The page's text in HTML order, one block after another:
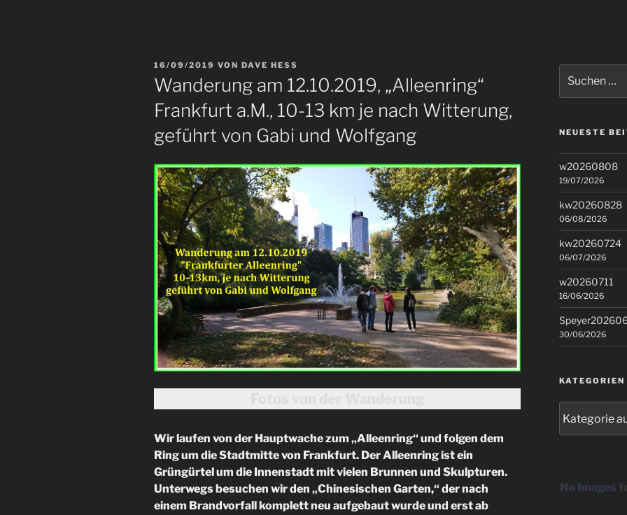
VERÖFFENTLICHT
AM
16/09/2019 VON DAVE HESS
Wanderung am 12.10.2019, „Alleenring“
Frankfurt a.M., 10-13 km je nach Witterung,
geführt von Gabi und Wolfgang
Wir laufen von der Hauptwache zum „Alleenring“ und folgen dem
Ring um die Stadtmitte von Frankfurt. Der Alleenring ist ein
Grüngürtel um die Innenstadt mit vielen Brunnen und Skulpturen.
Unterwegs besuchen wir den „Chinesischen Garten,“ der nach
einem Brandvorfall komplett neu aufgebaut wurde und erst ab
nach:
NEUESTE
w20260808
19/07/2026
kw20260828
06/08/2026
kw20260724
06/07/2026
w20260711
16/06/2026
30/06/2026
KATEGORIEN
No Images